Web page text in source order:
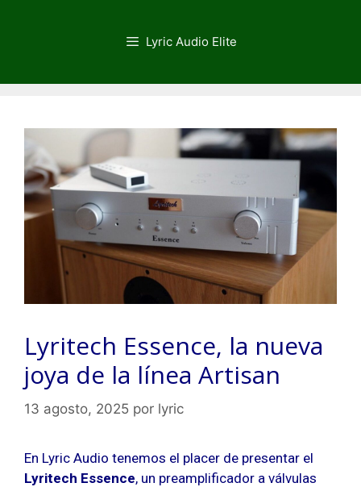
Lyric Audio Elite
Lyritech Essence, la nueva
joya de la línea Artisan
13 agosto, 2025 por lyric
En Lyric Audio tenemos el placer de presentar el
Lyritech Essence, un preamplificador a válvulas